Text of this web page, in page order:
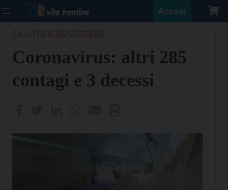
Accedi
Coronavirus: altri 285
contagi e 3 decessi